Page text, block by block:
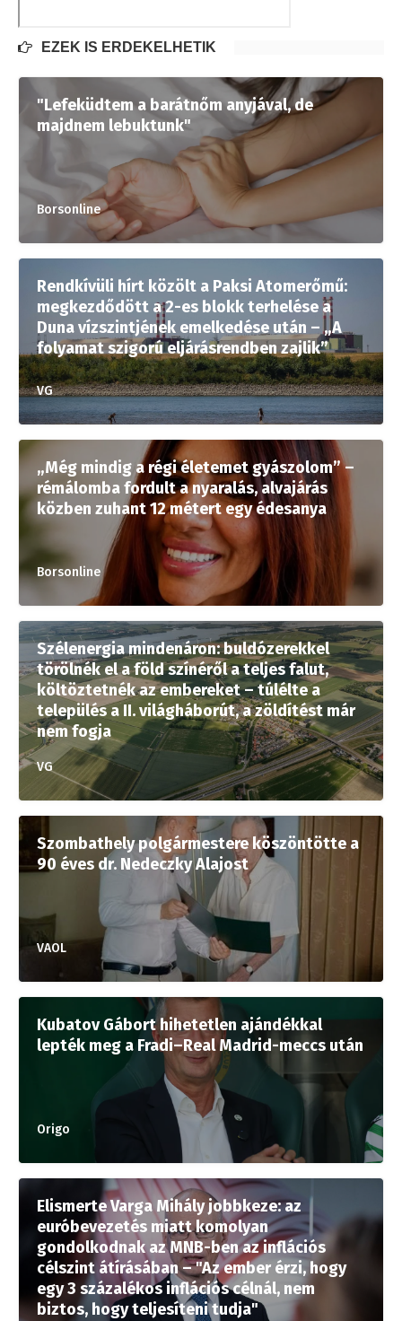
EZEK IS ÉRDEKELHETIK
"Lefeküdtem a barátnőm anyjával, de
majdnem lebuktunk"
Borsonline
Rendkívüli hírt közölt a Paksi Atomerőmű:
megkezdődött a 2-es blokk terhelése a
Duna vízszintjének emelkedése után – „A
folyamat szigorú eljárásrendben zajlik”
VG
„Még mindig a régi életemet gyászolom” –
rémálomba fordult a nyaralás, alvajárás
közben zuhant 12 métert egy édesanya
Borsonline
Szélenergia mindenáron: buldózerekkel
törölnék el a föld színéről a teljes falut,
költöztetnék az embereket – túlélte a
település a II. világháborút, a zöldítést már
nem fogja
VG
Szombathely polgármestere köszöntötte a
90 éves dr. Nedeczky Alajost
VAOL
Kubatov Gábort hihetetlen ajándékkal
lepték meg a Fradi–Real Madrid-meccs után
Origo
Elismerte Varga Mihály jobbkeze: az
euróbevezetés miatt komolyan
gondolkodnak az MNB-ben az inflációs
célszint átírásában – "Az ember érzi, hogy
egy 3 százalékos inflációs célnál, nem
biztos, hogy teljesíteni tudja"